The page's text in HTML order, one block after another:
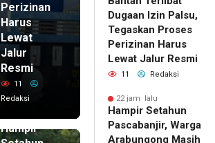
Perizinan
Harus
Lewat
Jalur
Resmi
11
Redaksi
Hampir
Dugaan Izin Palsu,
Tegaskan Proses
Perizinan Harus
Lewat Jalur Resmi
11 Redaksi
22 jam lalu
Hampir Setahun
Pascabanjir, Warga
Arabungong Masih